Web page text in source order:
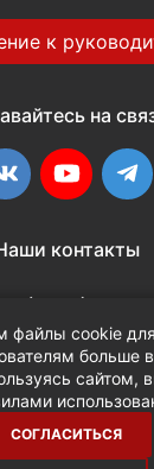
файлы cookie
больше
сайтом,
СОГЛАСИТЬСЯ
к
на
ВКонтакте
YouTube
контакты
+7 (3452) 515-
info@terria.ru